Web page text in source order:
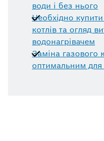
води і без нього
Необхідно
котлів та огляд
водонагрівачем
Заміна газового
оптимальним для